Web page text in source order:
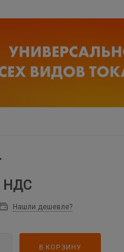
НДС
Нашли дешевле?
В КОРЗИНУ